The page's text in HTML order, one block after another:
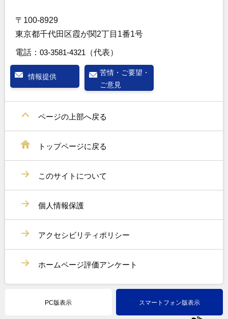
〒100-8929
東京都千代田区霞が関2丁目1番1号
電話： 03-3581-4321 （代表）
情報提供
苦情・ご要望・
ご意見
ページの上部へ戻る
トップページに戻る
このサイトについて
個人情報保護
アクセシビリティポリシー
ホームページ評価アンケート
PC版表示 スマートフォン版表示